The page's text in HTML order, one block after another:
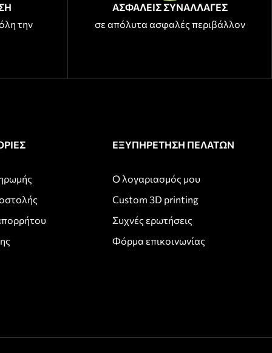
την
ΑΣΦΑΛΕΙΣ ΣΥΝΑΛΛΑΓΕΣ
σε απόλυτα ασφαλές περιβάλλον
ΕΞΥΠΗΡΕΤΗΣΗ ΠΕΛΑΤΩΝ
Ο λογαριασμός μου
Custom 3D printing
Συχνές ερωτήσεις
Φόρμα επικοινωνίας